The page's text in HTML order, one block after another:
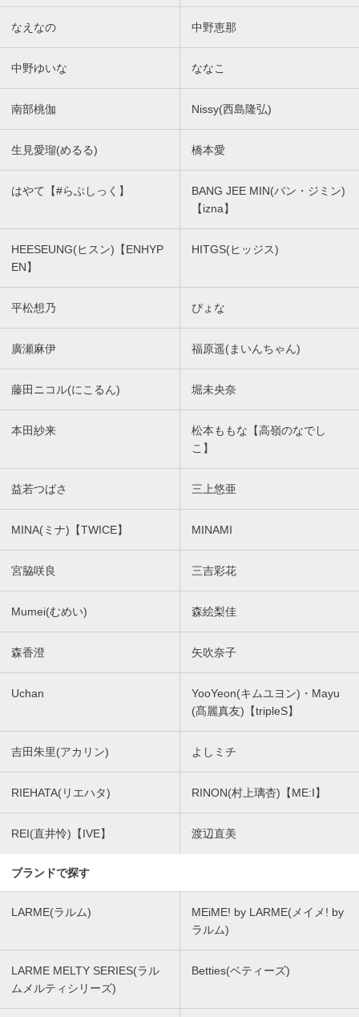
なえなの 中野恵那
中野ゆいな ななこ
南部桃伽 Nissy(西島隆弘)
生見愛瑠(めるる) 橋本愛
はやて【#らぶしっく】
BANG JEE MIN(バン・ジミン)
【izna】
HEESEUNG(ヒスン)【ENHYP
EN】
HITGS(ヒッジス)
平松想乃 ぴょな
廣瀬麻伊 福原遥(まいんちゃん)
藤田ニコル(にこるん) 堀未央奈
本田紗来
松本ももな【高嶺のなでし
こ】
益若つばさ 三上悠亜
MINA(ミナ)【TWICE】 MINAMI
宮脇咲良 三吉彩花
Mumei(むめい) 森絵梨佳
森香澄 矢吹奈子
Uchan
YooYeon(キムユヨン)・Mayu
(髙麗真友)【tripleS】
吉田朱里(アカリン) よしミチ
RIEHATA(リエハタ) RINON(村上璃杏)【ME:I】
REI(直井怜)【IVE】 渡辺直美
ブランドで探す
LARME(ラルム)
MEiME! by LARME(メイメ! by
ラルム)
LARME MELTY SERIES(ラル
ムメルティシリーズ)
Betties(ベティーズ)